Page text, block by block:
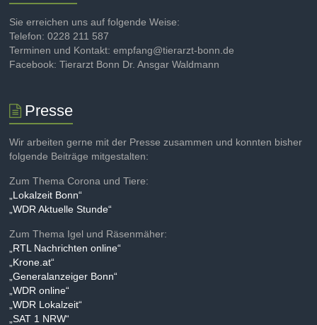
Sie erreichen uns auf folgende Weise:
Telefon: 0228 211 587
Terminen und Kontakt: empfang@tierarzt-bonn.de
Facebook: Tierarzt Bonn Dr. Ansgar Waldmann
Presse
Wir arbeiten gerne mit der Presse zusammen und konnten bisher
folgende Beiträge mitgestalten:
Zum Thema Corona und Tiere:
„Lokalzeit Bonn“
„WDR Aktuelle Stunde“
Zum Thema Igel und Räsenmäher:
„RTL Nachrichten online“
„Krone.at“
„Generalanzeiger Bonn“
„WDR online“
„WDR Lokalzeit“
„SAT 1 NRW“